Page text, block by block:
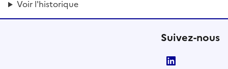
Voir l'historique
Suivez-nous